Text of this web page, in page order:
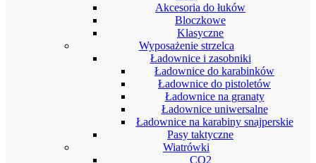
Akcesoria do łuków
Bloczkowe
Klasyczne
Wyposażenie strzelca
Ładownice i zasobniki
Ładownice do karabinków
Ładownice do pistoletów
Ładownice na granaty
Ładownice uniwersalne
Ładownice na karabiny snajperskie
Pasy taktyczne
Wiatrówki
CO2